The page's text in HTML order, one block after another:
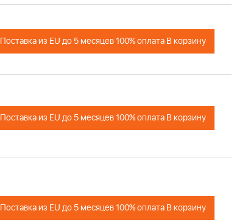
Поставка из EU до 5 месяцев 100% оплата В корзину
Поставка из EU до 5 месяцев 100% оплата В корзину
Поставка из EU до 5 месяцев 100% оплата В корзину